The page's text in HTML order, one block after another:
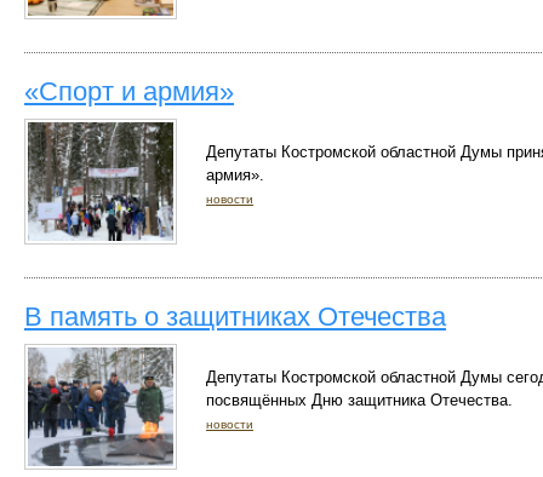
«Спорт и армия»
Депутаты Костромской областной Думы
армия».
новости
В память о защитниках Отечества
Депутаты Костромской областной Думы
посвящённых Дню защитника Отечества.
новости